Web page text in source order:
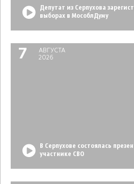
Депутат из Серпухова
выборах в МособлДуму
7
АВГУСТА
2026
В Серпухове состоялась
участнике СВО